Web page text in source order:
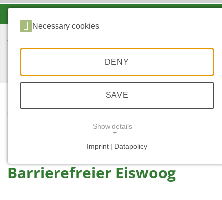
START
...
Barrierefreier Eiswoog
Necessary cookies
DENY
SAVE
Show details
Imprint | Datapolicy